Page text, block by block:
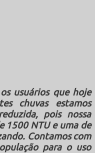
usuários que hoje
chuvas estamos
pois nossa
1500 NTU e uma de
Contamos com
para o uso